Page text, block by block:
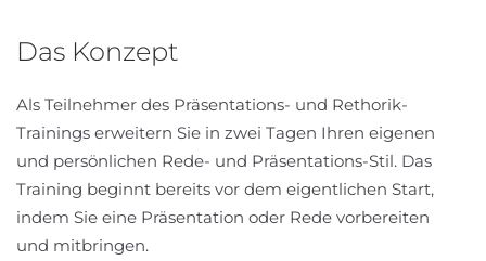
Das Konzept
Als Teilnehmer des Präsentations- und Rethorik-
Trainings erweitern Sie in zwei Tagen Ihren eigenen
und persönlichen Rede- und Präsentations-Stil. Das
Training beginnt bereits vor dem eigentlichen Start,
indem Sie eine Präsentation oder Rede vorbereiten
und mitbringen.